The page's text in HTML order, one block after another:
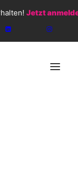
Jetzt